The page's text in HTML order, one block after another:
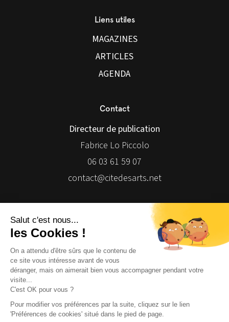
Liens utiles
MAGAZINES
ARTICLES
AGENDA
Contact
Directeur de publication
Fabrice Lo Piccolo
06 03 61 59 07
contact@citedesarts.net